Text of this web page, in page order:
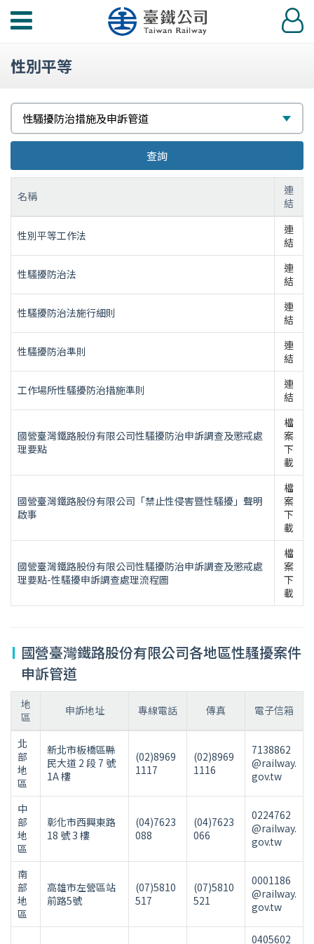
功
選
登
入
性別平等
性騷擾防治措施及申訴管道
擇
查詢
名稱
連
結
性別平等工作法
連
結
性騷擾防治法
連
結
性騷擾防治法施行細則
連
結
性騷擾防治準則
連
結
工作場所性騷擾防治措施準則
連
結
國營臺灣鐵路股份有限公司性騷擾防治申訴調查及懲戒處
理要點
檔
案
下
載
國營臺灣鐵路股份有限公司「禁止性侵害暨性騷擾」聲明
啟事
檔
案
下
載
國營臺灣鐵路股份有限公司性騷擾防治申訴調查及懲戒處
理要點-性騷擾申訴調查處理流程圖
檔
案
下
載
國營臺灣鐵路股份有限公司各地區性騷擾案件
申訴管道
地
區
申訴地址 專線電話 傳真 電子信箱
北
部
地
區
新北市板橋區縣
民大道 2 段 7 號
1A 樓
(02)8969
1117
(02)8969
1116
7138862
@railway.
gov.tw
中
部
地
區
彰化市西興東路
18 號 3 樓
(04)7623
088
(04)7623
066
0224762
@railway.
gov.tw
南
部
地
區
高雄市左營區站
前路5號
(07)5810
517
(07)5810
521
0001186
@railway.
gov.tw
0405602